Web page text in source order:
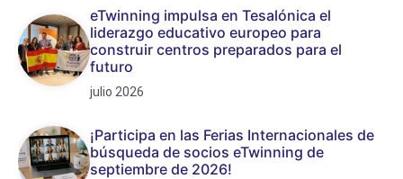
eTwinning impulsa en Tesalónica el
liderazgo educativo europeo para
construir centros preparados para el
futuro
julio 2026
¡Participa en las Ferias Internacionales de
búsqueda de socios eTwinning de
septiembre de 2026!